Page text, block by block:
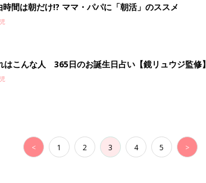
間は朝だけ!? ママ・パパに「朝活」のススメ
はこんな人 365日のお誕生日占い【鏡リュウジ監修】
< 1 2 3 4 5 >